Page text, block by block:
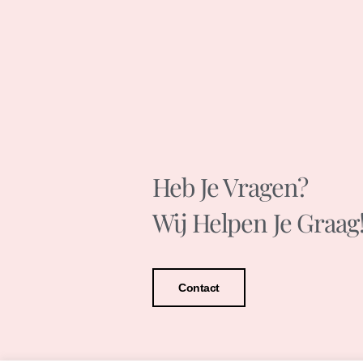
Heb Je Vragen?
Wij Helpen Je
Contact